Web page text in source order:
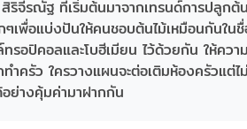
รณัฐ ที่เริ่มต้นมาจากเทรนด์การปลูกต้
ๆเพื่อแบ่งปันให้คนชอบต้นไม้เหมือนกั
รอปิคอลและโบฮีเมียน ไว้ด้วยกัน ให้ค
ำครัว ใครวางแผนจะต่อเติมห้องครัวแต่
ย่างคุ้มค่ามาฝากกัน